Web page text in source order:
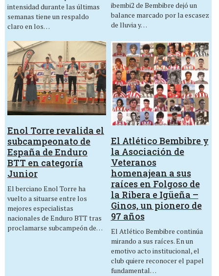
intensidad durante las últimas
semanas tiene un respaldo
claro en los…
ibembi2 de Bembibre dejó un
balance marcado por la escasez
de lluvia y…
Enol Torre revalida el
subcampeonato de
España de Enduro
BTT en categoría
Junior
El berciano Enol Torre ha
vuelto a situarse entre los
mejores especialistas
nacionales de Enduro BTT tras
proclamarse subcampeón de…
El Atlético Bembibre y
la Asociación de
Veteranos
homenajean a sus
raíces en Folgoso de
la Ribera e Igüeña –
Ginos, un pionero de
97 años
El Atlético Bembibre continúa
mirando a sus raíces. En un
emotivo acto institucional, el
club quiere reconocer el papel
fundamental…